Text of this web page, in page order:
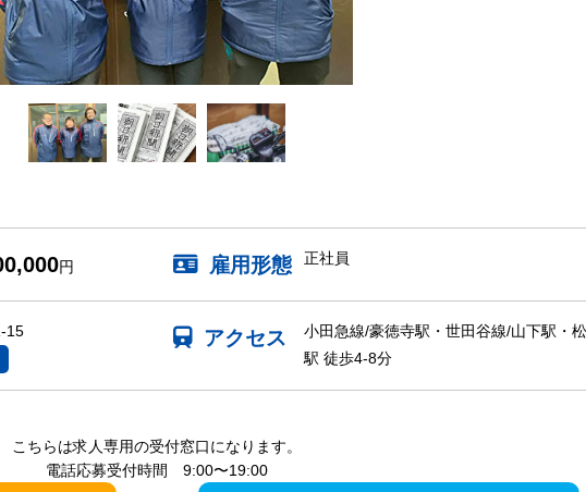
円 雇用形態 正社員
15
アクセス
小田急線/豪徳寺駅・世田谷線/山下駅・
駅 徒歩4-8分
こちらは求人専用の受付窓口になります。
電話応募受付時間 9:00〜19:00